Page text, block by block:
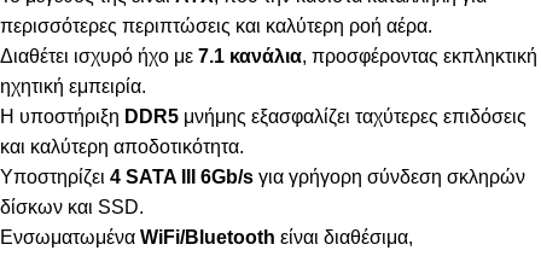
περισσότερες περιπτώσεις και καλύτερη ροή αέρα.
Διαθέτει ισχυρό ήχο με 7.1 κανάλια, προσφέροντας εκπληκτική
ηχητική εμπειρία.
Η υποστήριξη DDR5 μνήμης εξασφαλίζει ταχύτερες επιδόσεις
και καλύτερη αποδοτικότητα.
Υποστηρίζει 4 SATA III 6Gb/s για γρήγορη σύνδεση σκληρών
δίσκων και SSD.
Ενσωματωμένα WiFi/Bluetooth είναι διαθέσιμα,